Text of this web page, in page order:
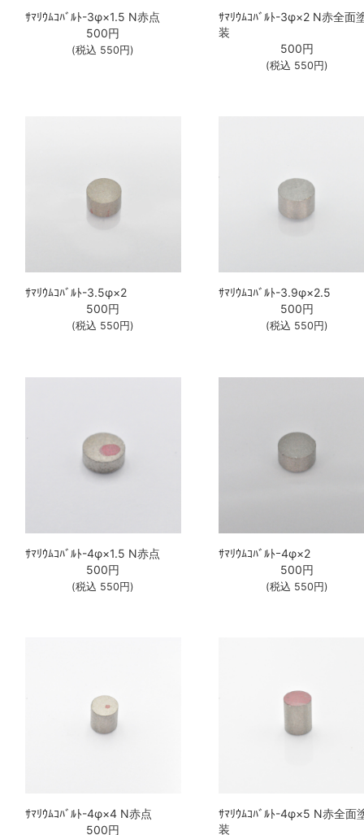
ｻﾏﾘｳﾑｺﾊﾞﾙﾄ-3φ×1.5 N赤点
500円
(税込 550 円)
ｻﾏﾘｳﾑｺﾊﾞﾙﾄ-3φ×2 N赤全面
装
500円
(税込 550 円)
ｻﾏﾘｳﾑｺﾊﾞﾙﾄ-3.5φ×2
500円
(税込 550 円)
ｻﾏﾘｳﾑｺﾊﾞﾙﾄ-3.9φ×2.5
500円
(税込 550 円)
ｻﾏﾘｳﾑｺﾊﾞﾙﾄ-4φ×1.5 N赤点
500円
(税込 550円)
ｻﾏﾘｳﾑｺﾊﾞﾙﾄｰ4φ×2
500円
(税込 550円)
ｻﾏﾘｳﾑｺﾊﾞﾙﾄ-4φ×4 N赤点
500円
ｻﾏﾘｳﾑｺﾊﾞﾙﾄ-4φ×5 N赤全面
装